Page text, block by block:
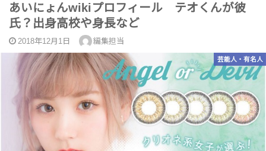
あいにょんwikiプロフィール テオくんが彼
氏？出身高校や身長など
2018年12月1日 編集担当
芸能人・有名人